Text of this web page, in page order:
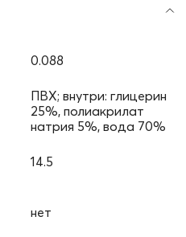
0.088
ПВХ; внутри: глицерин
25%, полиакрилат
натрия 5%, вода 70%
14.5
нет